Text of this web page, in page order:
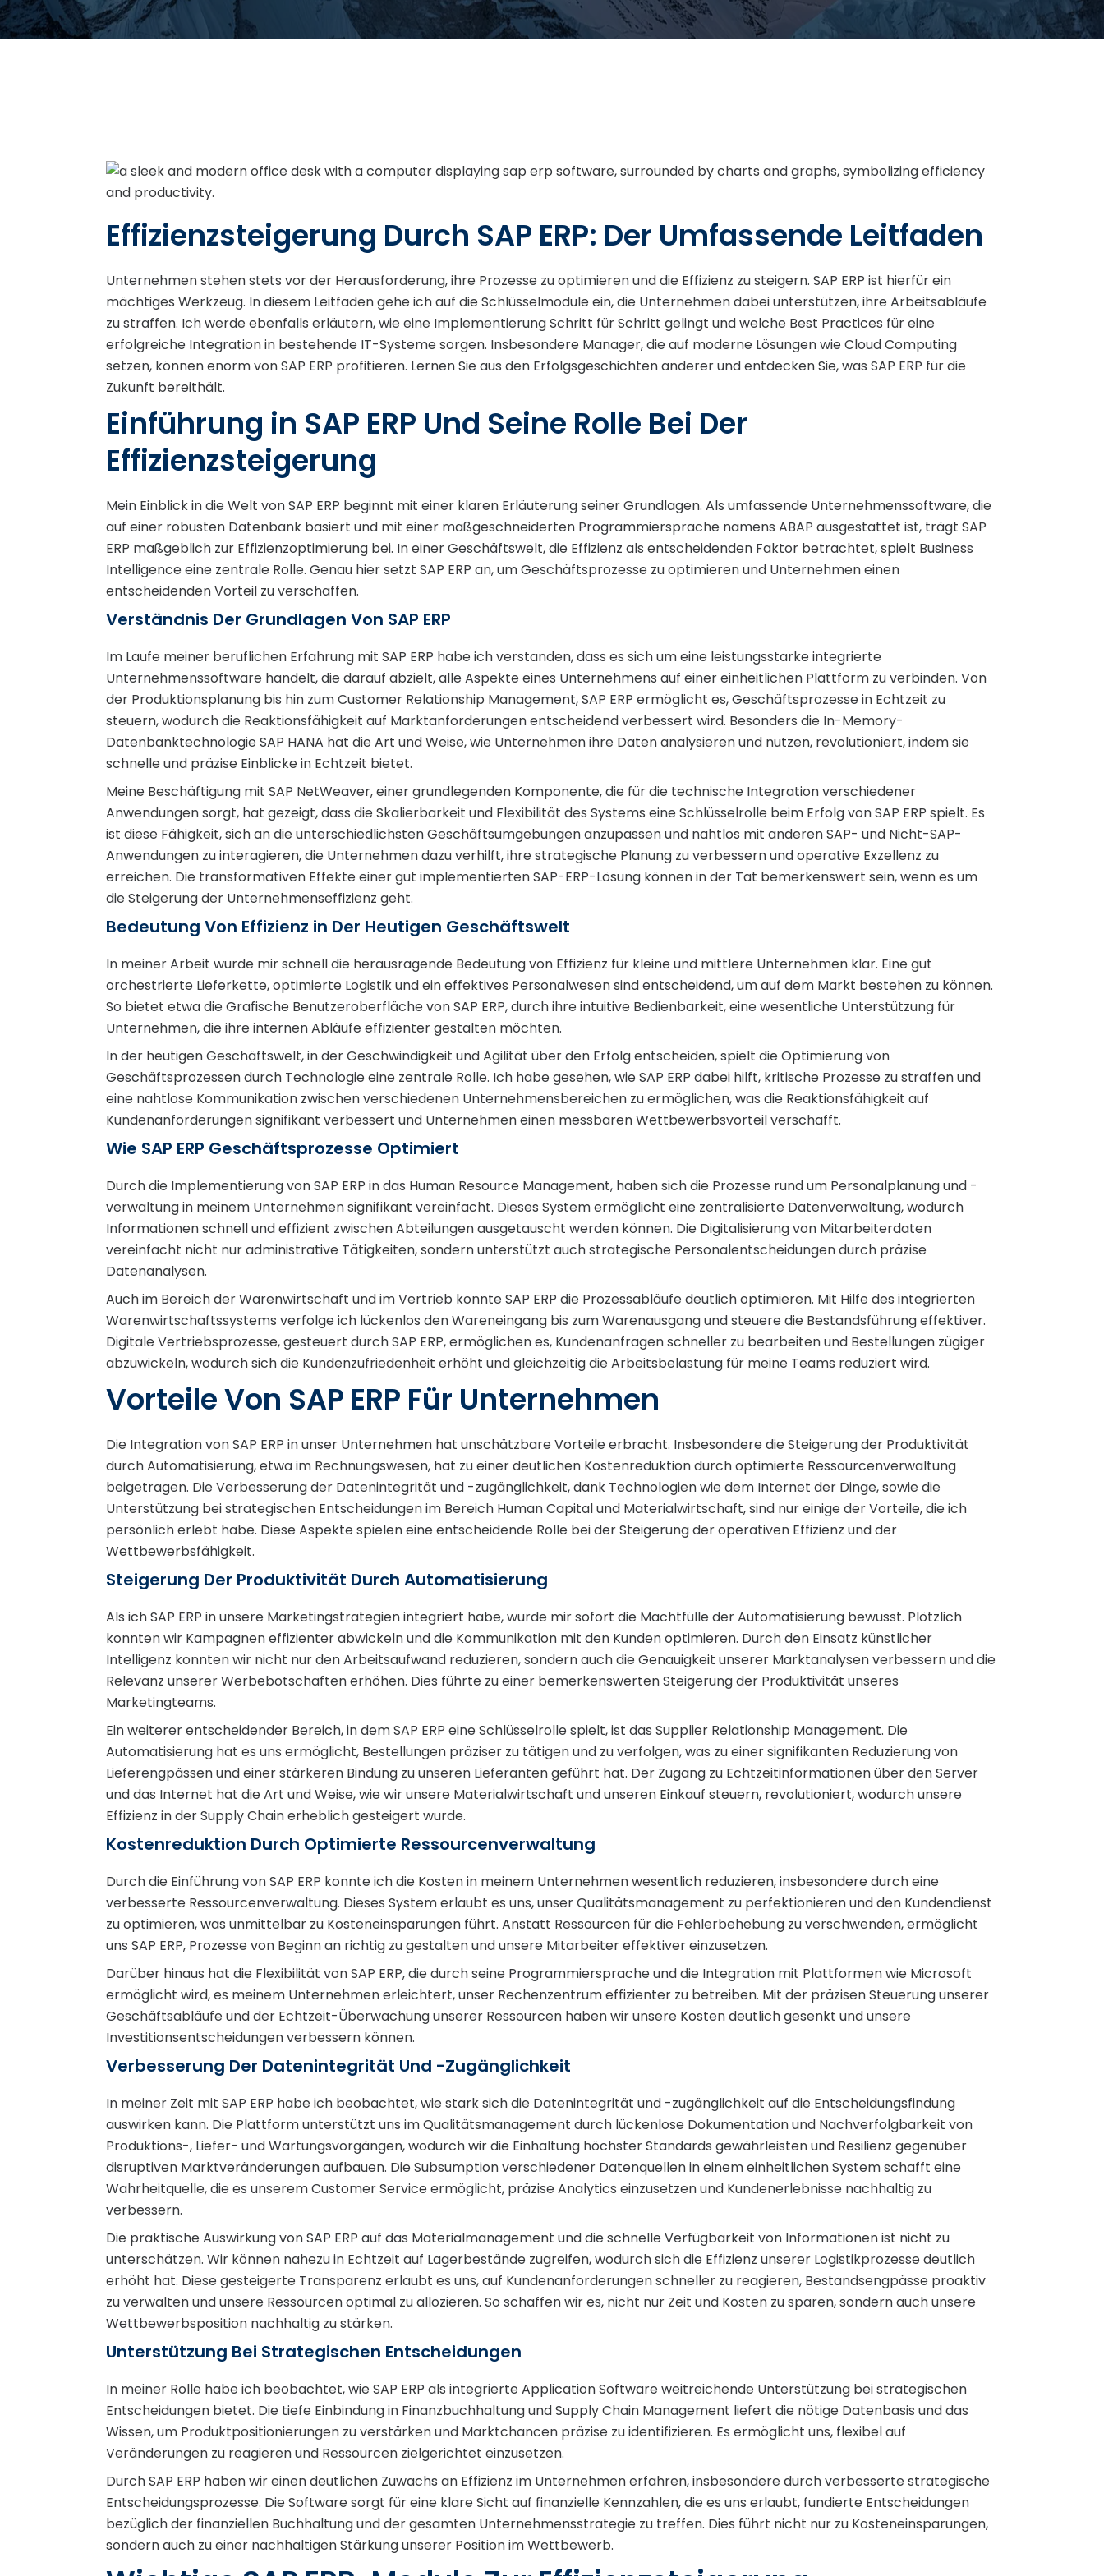
Effizienzsteigerung Durch SAP ERP: Der Umfassende Leitfaden
Unternehmen stehen stets vor der Herausforderung, ihre Prozesse zu optimieren und die Effizienz zu steigern. SAP ERP ist hierfür ein
mächtiges Werkzeug. In diesem Leitfaden gehe ich auf die Schlüsselmodule ein, die Unternehmen dabei unterstützen, ihre Arbeitsabläufe
zu straffen. Ich werde ebenfalls erläutern, wie eine Implementierung Schritt für Schritt gelingt und welche Best Practices für eine
erfolgreiche Integration in bestehende IT-Systeme sorgen. Insbesondere Manager, die auf moderne Lösungen wie Cloud Computing
setzen, können enorm von SAP ERP profitieren. Lernen Sie aus den Erfolgsgeschichten anderer und entdecken Sie, was SAP ERP für die
Zukunft bereithält.
Einführung in SAP ERP Und Seine Rolle Bei Der
Effizienzsteigerung
Mein Einblick in die Welt von SAP ERP beginnt mit einer klaren Erläuterung seiner Grundlagen. Als umfassende Unternehmenssoftware, die
auf einer robusten Datenbank basiert und mit einer maßgeschneiderten Programmiersprache namens ABAP ausgestattet ist, trägt SAP
ERP maßgeblich zur Effizienzoptimierung bei. In einer Geschäftswelt, die Effizienz als entscheidenden Faktor betrachtet, spielt Business
Intelligence eine zentrale Rolle. Genau hier setzt SAP ERP an, um Geschäftsprozesse zu optimieren und Unternehmen einen
entscheidenden Vorteil zu verschaffen.
Verständnis Der Grundlagen Von SAP ERP
Im Laufe meiner beruflichen Erfahrung mit SAP ERP habe ich verstanden, dass es sich um eine leistungsstarke integrierte
Unternehmenssoftware handelt, die darauf abzielt, alle Aspekte eines Unternehmens auf einer einheitlichen Plattform zu verbinden. Von
der Produktionsplanung bis hin zum Customer Relationship Management, SAP ERP ermöglicht es, Geschäftsprozesse in Echtzeit zu
steuern, wodurch die Reaktionsfähigkeit auf Marktanforderungen entscheidend verbessert wird. Besonders die In-Memory-
Datenbanktechnologie SAP HANA hat die Art und Weise, wie Unternehmen ihre Daten analysieren und nutzen, revolutioniert, indem sie
schnelle und präzise Einblicke in Echtzeit bietet.
Meine Beschäftigung mit SAP NetWeaver, einer grundlegenden Komponente, die für die technische Integration verschiedener
Anwendungen sorgt, hat gezeigt, dass die Skalierbarkeit und Flexibilität des Systems eine Schlüsselrolle beim Erfolg von SAP ERP spielt. Es
ist diese Fähigkeit, sich an die unterschiedlichsten Geschäftsumgebungen anzupassen und nahtlos mit anderen SAP- und Nicht-SAP-
Anwendungen zu interagieren, die Unternehmen dazu verhilft, ihre strategische Planung zu verbessern und operative Exzellenz zu
erreichen. Die transformativen Effekte einer gut implementierten SAP-ERP-Lösung können in der Tat bemerkenswert sein, wenn es um
die Steigerung der Unternehmenseffizienz geht.
Bedeutung Von Effizienz in Der Heutigen Geschäftswelt
In meiner Arbeit wurde mir schnell die herausragende Bedeutung von Effizienz für kleine und mittlere Unternehmen klar. Eine gut
orchestrierte Lieferkette, optimierte Logistik und ein effektives Personalwesen sind entscheidend, um auf dem Markt bestehen zu können.
So bietet etwa die Grafische Benutzeroberfläche von SAP ERP, durch ihre intuitive Bedienbarkeit, eine wesentliche Unterstützung für
Unternehmen, die ihre internen Abläufe effizienter gestalten möchten.
In der heutigen Geschäftswelt, in der Geschwindigkeit und Agilität über den Erfolg entscheiden, spielt die Optimierung von
Geschäftsprozessen durch Technologie eine zentrale Rolle. Ich habe gesehen, wie SAP ERP dabei hilft, kritische Prozesse zu straffen und
eine nahtlose Kommunikation zwischen verschiedenen Unternehmensbereichen zu ermöglichen, was die Reaktionsfähigkeit auf
Kundenanforderungen signifikant verbessert und Unternehmen einen messbaren Wettbewerbsvorteil verschafft.
Wie SAP ERP Geschäftsprozesse Optimiert
Durch die Implementierung von SAP ERP in das Human Resource Management, haben sich die Prozesse rund um Personalplanung und -
verwaltung in meinem Unternehmen signifikant vereinfacht. Dieses System ermöglicht eine zentralisierte Datenverwaltung, wodurch
Informationen schnell und effizient zwischen Abteilungen ausgetauscht werden können. Die Digitalisierung von Mitarbeiterdaten
vereinfacht nicht nur administrative Tätigkeiten, sondern unterstützt auch strategische Personalentscheidungen durch präzise
Datenanalysen.
Auch im Bereich der Warenwirtschaft und im Vertrieb konnte SAP ERP die Prozessabläufe deutlich optimieren. Mit Hilfe des integrierten
Warenwirtschaftssystems verfolge ich lückenlos den Wareneingang bis zum Warenausgang und steuere die Bestandsführung effektiver.
Digitale Vertriebsprozesse, gesteuert durch SAP ERP, ermöglichen es, Kundenanfragen schneller zu bearbeiten und Bestellungen zügiger
abzuwickeln, wodurch sich die Kundenzufriedenheit erhöht und gleichzeitig die Arbeitsbelastung für meine Teams reduziert wird.
Vorteile Von SAP ERP Für Unternehmen
Die Integration von SAP ERP in unser Unternehmen hat unschätzbare Vorteile erbracht. Insbesondere die Steigerung der Produktivität
durch Automatisierung, etwa im Rechnungswesen, hat zu einer deutlichen Kostenreduktion durch optimierte Ressourcenverwaltung
beigetragen. Die Verbesserung der Datenintegrität und -zugänglichkeit, dank Technologien wie dem Internet der Dinge, sowie die
Unterstützung bei strategischen Entscheidungen im Bereich Human Capital und Materialwirtschaft, sind nur einige der Vorteile, die ich
persönlich erlebt habe. Diese Aspekte spielen eine entscheidende Rolle bei der Steigerung der operativen Effizienz und der
Wettbewerbsfähigkeit.
Steigerung Der Produktivität Durch Automatisierung
Als ich SAP ERP in unsere Marketingstrategien integriert habe, wurde mir sofort die Machtfülle der Automatisierung bewusst. Plötzlich
konnten wir Kampagnen effizienter abwickeln und die Kommunikation mit den Kunden optimieren. Durch den Einsatz künstlicher
Intelligenz konnten wir nicht nur den Arbeitsaufwand reduzieren, sondern auch die Genauigkeit unserer Marktanalysen verbessern und die
Relevanz unserer Werbebotschaften erhöhen. Dies führte zu einer bemerkenswerten Steigerung der Produktivität unseres
Marketingteams.
Ein weiterer entscheidender Bereich, in dem SAP ERP eine Schlüsselrolle spielt, ist das Supplier Relationship Management. Die
Automatisierung hat es uns ermöglicht, Bestellungen präziser zu tätigen und zu verfolgen, was zu einer signifikanten Reduzierung von
Lieferengpässen und einer stärkeren Bindung zu unseren Lieferanten geführt hat. Der Zugang zu Echtzeitinformationen über den Server
und das Internet hat die Art und Weise, wie wir unsere Materialwirtschaft und unseren Einkauf steuern, revolutioniert, wodurch unsere
Effizienz in der Supply Chain erheblich gesteigert wurde.
Kostenreduktion Durch Optimierte Ressourcenverwaltung
Durch die Einführung von SAP ERP konnte ich die Kosten in meinem Unternehmen wesentlich reduzieren, insbesondere durch eine
verbesserte Ressourcenverwaltung. Dieses System erlaubt es uns, unser Qualitätsmanagement zu perfektionieren und den Kundendienst
zu optimieren, was unmittelbar zu Kosteneinsparungen führt. Anstatt Ressourcen für die Fehlerbehebung zu verschwenden, ermöglicht
uns SAP ERP, Prozesse von Beginn an richtig zu gestalten und unsere Mitarbeiter effektiver einzusetzen.
Darüber hinaus hat die Flexibilität von SAP ERP, die durch seine Programmiersprache und die Integration mit Plattformen wie Microsoft
ermöglicht wird, es meinem Unternehmen erleichtert, unser Rechenzentrum effizienter zu betreiben. Mit der präzisen Steuerung unserer
Geschäftsabläufe und der Echtzeit-Überwachung unserer Ressourcen haben wir unsere Kosten deutlich gesenkt und unsere
Investitionsentscheidungen verbessern können.
Verbesserung Der Datenintegrität Und -Zugänglichkeit
In meiner Zeit mit SAP ERP habe ich beobachtet, wie stark sich die Datenintegrität und -zugänglichkeit auf die Entscheidungsfindung
auswirken kann. Die Plattform unterstützt uns im Qualitätsmanagement durch lückenlose Dokumentation und Nachverfolgbarkeit von
Produktions-, Liefer- und Wartungsvorgängen, wodurch wir die Einhaltung höchster Standards gewährleisten und Resilienz gegenüber
disruptiven Marktveränderungen aufbauen. Die Subsumption verschiedener Datenquellen in einem einheitlichen System schafft eine
Wahrheitquelle, die es unserem Customer Service ermöglicht, präzise Analytics einzusetzen und Kundenerlebnisse nachhaltig zu
verbessern.
Die praktische Auswirkung von SAP ERP auf das Materialmanagement und die schnelle Verfügbarkeit von Informationen ist nicht zu
unterschätzen. Wir können nahezu in Echtzeit auf Lagerbestände zugreifen, wodurch sich die Effizienz unserer Logistikprozesse deutlich
erhöht hat. Diese gesteigerte Transparenz erlaubt es uns, auf Kundenanforderungen schneller zu reagieren, Bestandsengpässe proaktiv
zu verwalten und unsere Ressourcen optimal zu allozieren. So schaffen wir es, nicht nur Zeit und Kosten zu sparen, sondern auch unsere
Wettbewerbsposition nachhaltig zu stärken.
Unterstützung Bei Strategischen Entscheidungen
In meiner Rolle habe ich beobachtet, wie SAP ERP als integrierte Application Software weitreichende Unterstützung bei strategischen
Entscheidungen bietet. Die tiefe Einbindung in Finanzbuchhaltung und Supply Chain Management liefert die nötige Datenbasis und das
Wissen, um Produktpositionierungen zu verstärken und Marktchancen präzise zu identifizieren. Es ermöglicht uns, flexibel auf
Veränderungen zu reagieren und Ressourcen zielgerichtet einzusetzen.
Durch SAP ERP haben wir einen deutlichen Zuwachs an Effizienz im Unternehmen erfahren, insbesondere durch verbesserte strategische
Entscheidungsprozesse. Die Software sorgt für eine klare Sicht auf finanzielle Kennzahlen, die es uns erlaubt, fundierte Entscheidungen
bezüglich der finanziellen Buchhaltung und der gesamten Unternehmensstrategie zu treffen. Dies führt nicht nur zu Kosteneinsparungen,
sondern auch zu einer nachhaltigen Stärkung unserer Position im Wettbewerb.